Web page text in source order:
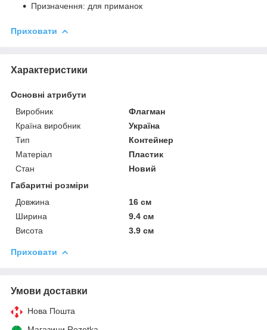
Призначення: для приманок
Приховати
Характеристики
Основні атрибути
Виробник
Флагман
Країна виробник
Україна
Тип
Контейнер
Матеріал
Пластик
Стан
Новий
Габаритні розміри
Довжина
16 см
Ширина
9.4 см
Висота
3.9 см
Приховати
Умови доставки
Нова Пошта